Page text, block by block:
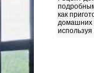
как
домашних